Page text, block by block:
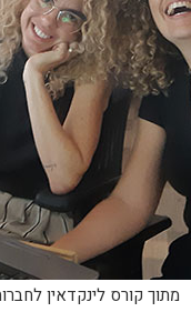
מתוך קורס לינקדאין